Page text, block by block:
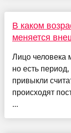
В каком
меняется
Лицо человека
но есть
привыкли
происходят
...